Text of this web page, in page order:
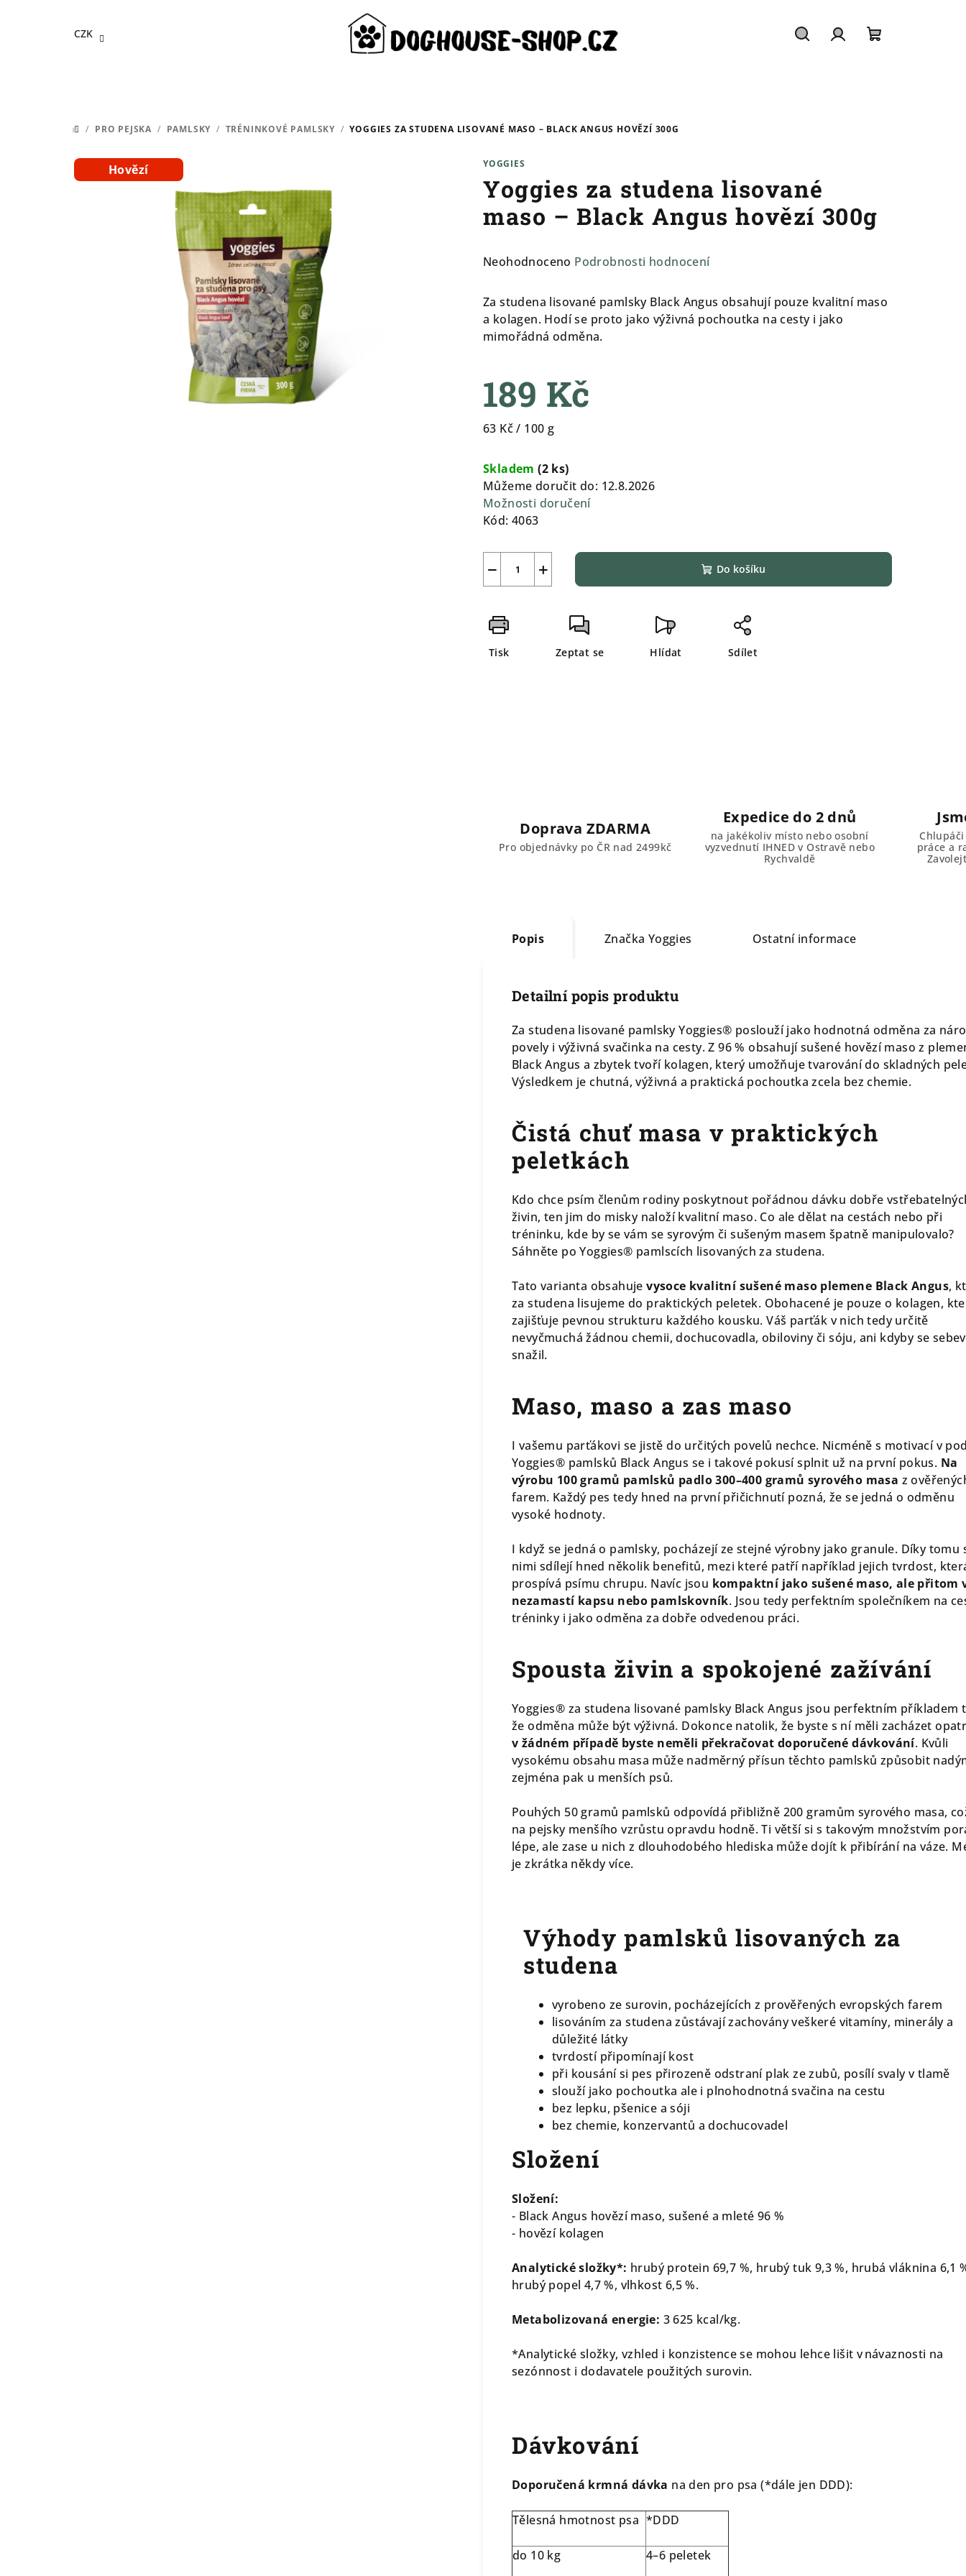
CZK
DOMŮ
/ PRO PEJSKA / PAMLSKY / TRÉNINKOVÉ PAMLSKY / YOGGIES ZA STUDENA LISOVANÉ MASO – BLACK ANGUS HOVĚZÍ 300G
YOGGIES
Yoggies za studena lisované
maso – Black Angus hovězí 300g
Průměrné
produktu
0,0
hvězdiček.
Neohodnoceno Podrobnosti hodnocení
Za studena lisované pamlsky Black Angus obsahují pouze kvalitní maso
a kolagen. Hodí se proto jako výživná pochoutka na cesty i jako
mimořádná odměna.
189 Kč
Měrná
63 Kč / 100 g
Skladem(2 ks)
Můžeme doručit do: 12.8.2026
Možnosti doručení
Kód: 4063
+
− Do košíku
Tisk Zeptat se Hlídat Sdílet
Hovězí
Doprava ZDARMA
Pro objednávky po ČR nad 2499kč
Expedice do 2 dnů
na jakékoliv místo nebo osobní
vyzvednutí IHNED v Ostravě nebo
Rychvaldě
práce a
Popis Značka Yoggies Ostatní informace
Detailní popis produktu
Za studena lisované pamlsky Yoggies® poslouží jako hodnotná odměna za
povely i výživná svačinka na cesty. Z 96 % obsahují sušené hovězí maso z
Black Angus a zbytek tvoří kolagen, který umožňuje tvarování do skladných
Výsledkem je chutná, výživná a praktická pochoutka zcela bez chemie.
Čistá chuť masa v praktických
peletkách
Kdo chce psím členům rodiny poskytnout pořádnou dávku dobře
živin, ten jim do misky naloží kvalitní maso. Co ale dělat na cestách nebo při
tréninku, kde by se vám se syrovým či sušeným masem špatně manipulovalo?
Sáhněte po Yoggies® pamlscích lisovaných za studena.
Tato varianta obsahuje vysoce kvalitní sušené maso plemene Black Angus,
za studena lisujeme do praktických peletek. Obohacené je pouze o kolagen,
zajišťuje pevnou strukturu každého kousku. Váš parťák v nich tedy určitě
nevyčmuchá žádnou chemii, dochucovadla, obiloviny či sóju, ani kdyby se
snažil.
Maso, maso a zas maso
I vašemu parťákovi se jistě do určitých povelů nechce. Nicméně s motivací v
Yoggies® pamlsků Black Angus se i takové pokusí splnit už na první pokus. Na
výrobu 100 gramů pamlsků padlo 300–400 gramů syrového masa z
farem. Každý pes tedy hned na první přičichnutí pozná, že se jedná o odměnu
vysoké hodnoty.
I když se jedná o pamlsky, pocházejí ze stejné výrobny jako granule. Díky tomu
nimi sdílejí hned několik benefitů, mezi které patří například jejich tvrdost,
prospívá psímu chrupu. Navíc jsou kompaktní jako sušené maso, ale přitom
nezamastí kapsu nebo pamlskovník. Jsou tedy perfektním společníkem na
tréninky i jako odměna za dobře odvedenou práci.
Spousta živin a spokojené zažívání
Yoggies® za studena lisované pamlsky Black Angus jsou perfektním příkladem
že odměna může být výživná. Dokonce natolik, že byste s ní měli zacházet
v žádném případě byste neměli překračovat doporučené dávkování. Kvůli
vysokému obsahu masa může nadměrný přísun těchto pamlsků způsobit
zejména pak u menších psů.
Pouhých 50 gramů pamlsků odpovídá přibližně 200 gramům syrového masa,
na pejsky menšího vzrůstu opravdu hodně. Ti větší si s takovým množstvím
lépe, ale zase u nich z dlouhodobého hlediska může dojít k přibírání na váze.
je zkrátka někdy více.
Výhody pamlsků lisovaných za
studena
vyrobeno ze surovin, pocházejících z prověřených evropských farem
lisováním za studena zůstávají zachovány veškeré vitamíny, minerály a
důležité látky
tvrdostí připomínají kost
při kousání si pes přirozeně odstraní plak ze zubů, posílí svaly v tlamě
slouží jako pochoutka ale i plnohodnotná svačina na cestu
bez lepku, pšenice a sóji
bez chemie, konzervantů a dochucovadel
Složení
Složení:
- Black Angus hovězí maso, sušené a mleté 96 %
- hovězí kolagen
Analytické složky*: hrubý protein 69,7 %, hrubý tuk 9,3 %, hrubá vláknina 6,1
hrubý popel 4,7 %, vlhkost 6,5 %.
Metabolizovaná energie: 3 625 kcal/kg.
*Analytické složky, vzhled i konzistence se mohou lehce lišit v návaznosti na
sezónnost i dodavatele použitých surovin.
Dávkování
Doporučená krmná dávka na den pro psa (*dále jen DDD):
Tělesná hmotnost psa *DDD
do 10 kg 4–6 peletek